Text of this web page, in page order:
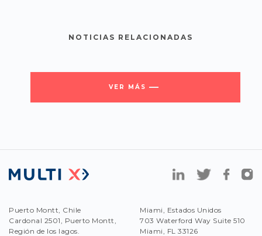
NOTICIAS RELACIONADAS
VER MÁS
Puerto Montt, Chile
Cardonal 2501, Puerto Montt,
Región de los lagos.
Miami, Estados Unidos
703 Waterford Way Suite 510
Miami, FL 33126